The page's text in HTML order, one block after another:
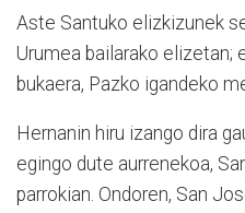
Aste Santuko elizkizunek
Urumea bailarako elizetan;
bukaera, Pazko igandeko
Hernanin hiru izango dira
egingo dute aurrenekoa,
parrokian. Ondoren, San